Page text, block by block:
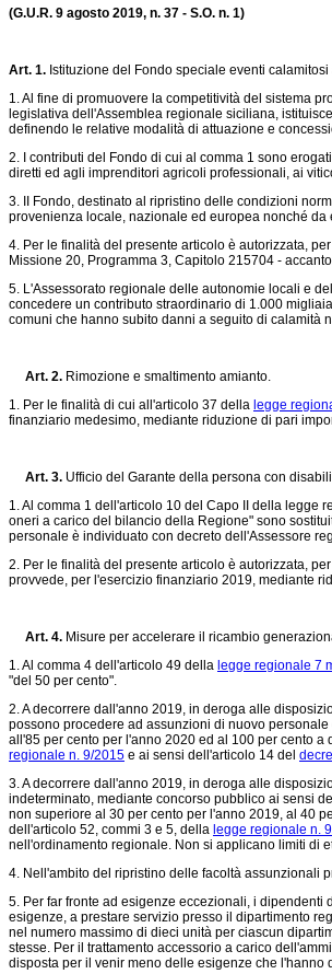
(G.U.R. 9 agosto 2019, n. 37 - S.O. n. 1)
Art. 1. Istituzione del Fondo speciale eventi
1. Al fine di promuovere la competitività del sistema
legislativa dell'Assemblea regionale siciliana,
definendo le relative modalità di attuazione e
2. I contributi del Fondo di cui al comma 1 sono
diretti ed agli imprenditori agricoli professionali, ai
3. II Fondo, destinato al ripristino delle condizioni
provenienza locale, nazionale ed europea nonché
4. Per le finalità del presente articolo è autorizzata,
Missione 20, Programma 3, Capitolo 215704 -
5. L'Assessorato regionale delle autonomie locali e
concedere un contributo straordinario di 1.000
comuni che hanno subito danni a seguito di calamità
Art. 2. Rimozione e smaltimento amianto.
1. Per le finalità di cui all'articolo 37 della legge
finanziario medesimo, mediante riduzione di pari
Art. 3. Ufficio del Garante della persona con
1. Al comma 1 dell'articolo 10 del Capo II della legge
oneri a carico del bilancio della Regione" sono
personale è individuato con decreto dell'Assessore
2. Per le finalità del presente articolo è autorizzata,
provvede, per l'esercizio finanziario 2019, mediante
Art. 4. Misure per accelerare il ricambio
1. Al comma 4 dell'articolo 49 della legge regionale 7
"del 50 per cento".
2. A decorrere dall'anno 2019, in deroga alle
possono procedere ad assunzioni di nuovo
all'85 per cento per l'anno 2020 ed al 100 per cento
regionale n. 9/2015 e ai sensi dell'articolo 14 del
3. A decorrere dall'anno 2019, in deroga alle
indeterminato, mediante concorso pubblico ai sensi
non superiore al 30 per cento per l'anno 2019, al 40
dell'articolo 52, commi 3 e 5, della legge regionale n.
nell'ordinamento regionale. Non si applicano limiti di
4. Nell'ambito del ripristino delle facoltà assunzionali
5. Per far fronte ad esigenze eccezionali, i dipendenti
esigenze, a prestare servizio presso il dipartimento
nel numero massimo di dieci unità per ciascun
stesse. Per il trattamento accessorio a carico
disposta per il venir meno delle esigenze che l'hanno